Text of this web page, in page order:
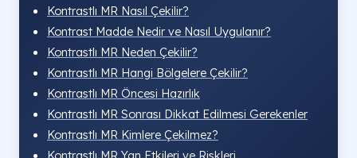
Kontrastlı MR Nasıl Çekilir?
Kontrast Madde Nedir ve Nasıl Uygulanır?
Kontrastlı MR Neden Çekilir?
Kontrastlı MR Hangi Bölgelere Çekilir?
Kontrastlı MR Öncesi Hazırlık
Kontrastlı MR Sonrası Dikkat Edilmesi Gerekenler
Kontrastlı MR Kimlere Çekilmez?